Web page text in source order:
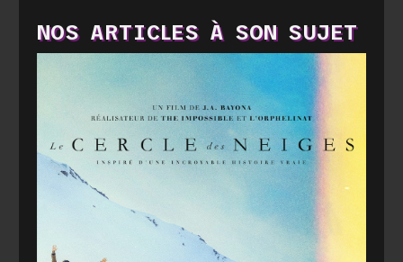
NOS ARTICLES À SON SUJET